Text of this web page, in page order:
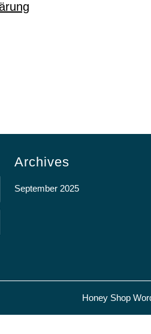
Archives
September 2025
Honey Shop